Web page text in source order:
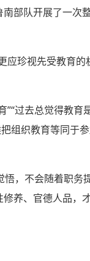
部队开展了一次
珍视先受教育的
过去总觉得教育
组织教育等同于
，不会随着职务
养、官德人品，